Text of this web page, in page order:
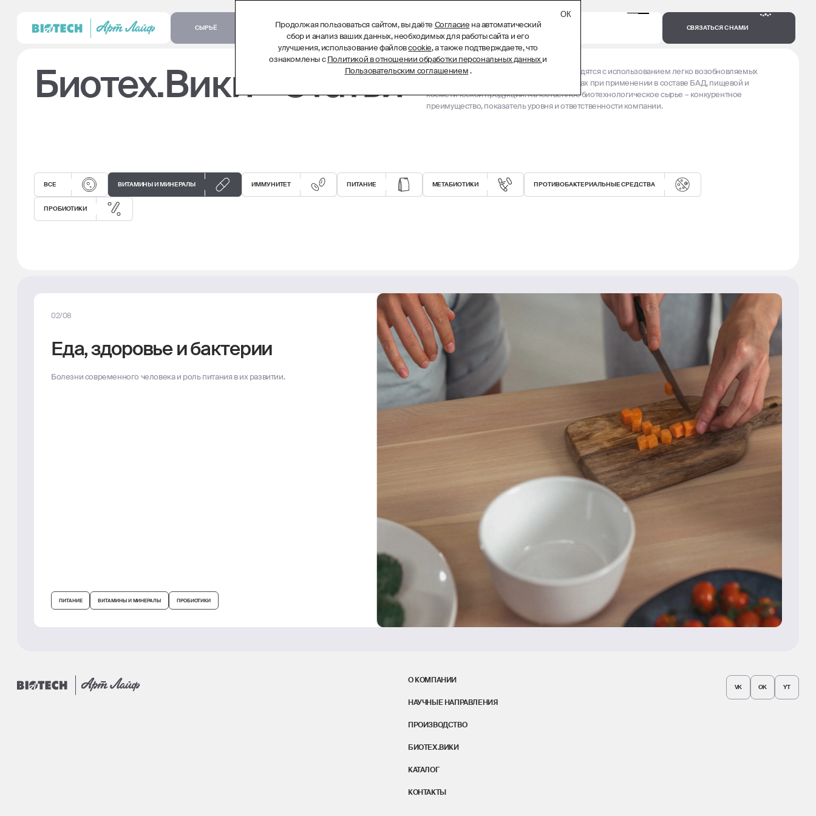
СЫРЬЁ БИОТЕХНОЛОГИЧЕСКИЕ КОМПЛЕКСЫ МЕНЮ СВЯЗАТЬСЯ С НАМИ
Биотех.Вики - Статьи
Биотехнологические субстанции производятся с использованием легко возобновляемых
ресурсов и эффективны в малых дозировках при применении в составе БАД, пищевой и
косметической продукции. Качественное биотехнологическое сырье – конкурентное
преимущество, показатель уровня и ответственности компании.
ВСЕ ВИТАМИНЫ И МИНЕРАЛЫ ИММУНИТЕТ ПИТАНИЕ МЕТАБИОТИКИ ПРОТИВОБАКТЕРИАЛЬНЫЕ СРЕДСТВА
ПРОБИОТИКИ
02/08
Еда, здоровье и бактерии
Болезни современного человека и роль питания в их развитии.
ПИТАНИЕ ВИТАМИНЫ И МИНЕРАЛЫ ПРОБИОТИКИ
О КОМПАНИИ
НАУЧНЫЕ НАПРАВЛЕНИЯ
ПРОИЗВОДСТВО
БИОТЕХ.ВИКИ
КАТАЛОГ
КОНТАКТЫ
VK OK YT
Продолжая пользоваться сайтом, вы даёте Согласие на автоматический
сбор и анализ ваших данных, необходимых для работы сайта и его
улучшения, использование файловcookie, а также подтверждаете, что
ознакомлены сПолитикой в отношении обработки персональных данныхи
Пользовательским соглашением.